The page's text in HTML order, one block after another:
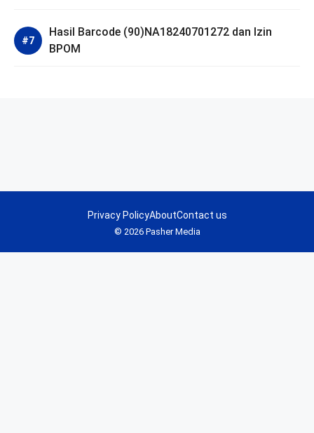
Hasil Barcode (90)NA18240701272 dan Izin
BPOM
© 2026 Pasher Media
Privacy PolicyAboutContact us